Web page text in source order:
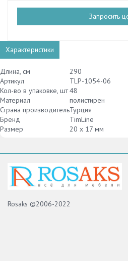
Запросить
Характеристики
Длина, см
290
Артикул
TLP-1054-06
Кол-во в упаковке, шт48
Материал
полистирен
Страна производительТурция
Бренд
TimLine
Размер
20 х 17 мм
Rosaks ©2006-2022